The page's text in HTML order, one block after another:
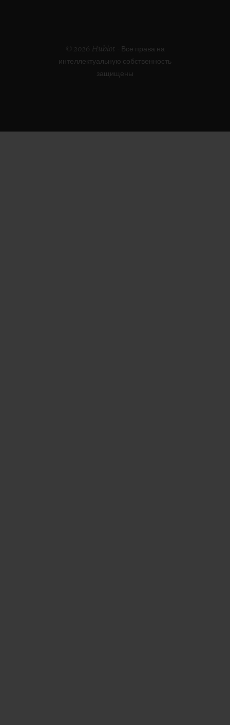
© 2026 Hublot - Все права на
интеллектуальную собственность
защищены